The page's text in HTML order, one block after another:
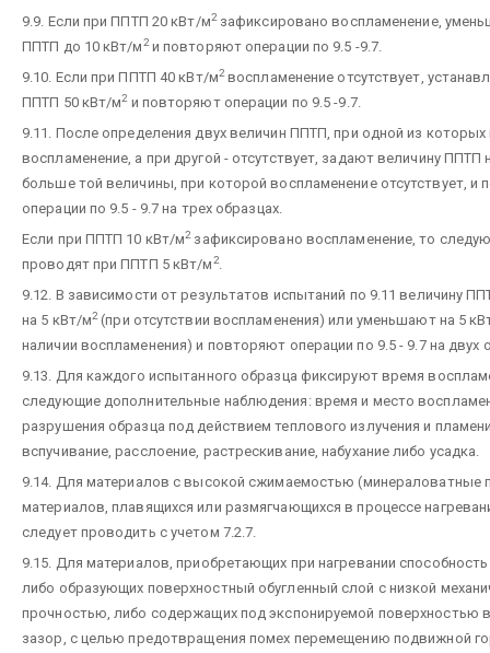
9.9. Если при ППТП 20 кВт/м2зафиксировано воспламенение,
ППТП до 10 кВт/м2и повторяют операции по 9.5 -9.7.
9.10. Если при ППТП 40 кВт/м2воспламенение отсутствует,
ППТП 50 кВт/м2и повторяют операции по 9.5 -9.7.
9.11. После определения двух величин ППТП, при одной из
воспламенение, а при другой - отсутствует, задают величину ППТП
больше той величины, при которой воспламенение отсутствует, и
операции по 9.5 - 9.7 на трех образцах.
Если при ППТП 10 кВт/м2зафиксировано воспламенение, то
проводят при ППТП 5 кВт/м2.
9.12. В зависимости от результатов испытаний по 9.11 величину
на 5 кВт/м2(при отсутствии воспламенения) или уменьшают на 5
наличии воспламенения) и повторяют операции по 9.5 - 9.7 на двух
9.13. Для каждого испытанного образца фиксируют время
следующие дополнительные наблюдения: время и место
разрушения образца под действием теплового излучения и
вспучивание, расслоение, растрескивание, набухание либо усадка.
9.14. Для материалов с высокой сжимаемостью (минераловатные
материалов, плавящихся или размягчающихся в процессе
следует проводить с учетом 7.2.7.
9.15. Для материалов, приобретающих при нагревании
либо образующих поверхностный обугленный слой с низкой
прочностью, либо содержащих под экспонируемой поверхностью
зазор, с целью предотвращения помех перемещению подвижной